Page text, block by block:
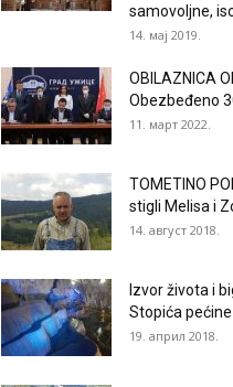
samovoljne,
14. мај 2019.
OBILAZNICA
Obezbeđeno
11. март 2022.
TOMETINO
stigli Melisa i
14. август 2018.
Izvor života i
Stopića pećine
19. април 2018.